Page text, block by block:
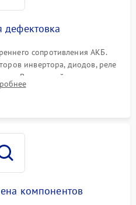
дефектовка
сопротивления АКБ.
инвертора, диодов, реле
Визуальный поиск вздутых
на печатной плате.
компонентов